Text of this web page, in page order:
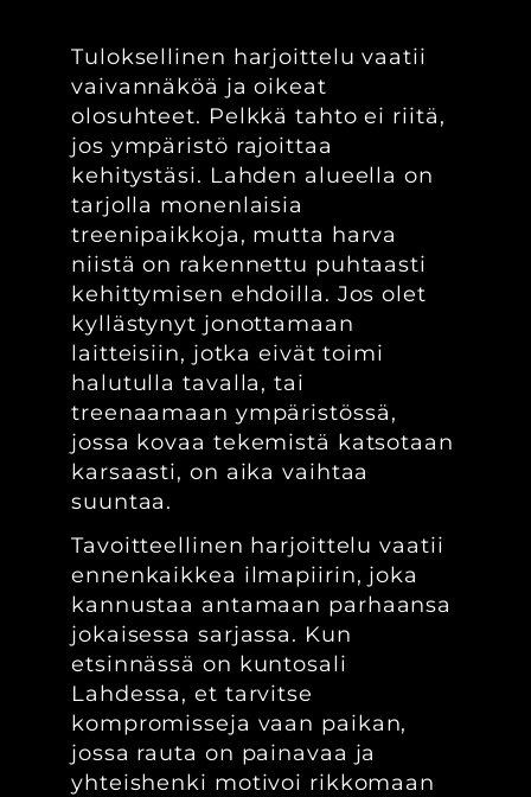
Tuloksellinen harjoittelu vaatii
vaivannäköä ja oikeat
olosuhteet. Pelkkä tahto ei riitä,
jos ympäristö rajoittaa
kehitystäsi. Lahden alueella on
tarjolla monenlaisia
treenipaikkoja, mutta harva
niistä on rakennettu puhtaasti
kehittymisen ehdoilla. Jos olet
kyllästynyt jonottamaan
laitteisiin, jotka eivät toimi
halutulla tavalla, tai
treenaamaan ympäristössä,
jossa kovaa tekemistä katsotaan
karsaasti, on aika vaihtaa
suuntaa.
Tavoitteellinen harjoittelu vaatii
ennenkaikkea ilmapiirin, joka
kannustaa antamaan parhaansa
jokaisessa sarjassa. Kun
etsinnässä on kuntosali
Lahdessa, et tarvitse
kompromisseja vaan paikan,
jossa rauta on painavaa ja
yhteishenki motivoi rikkomaan